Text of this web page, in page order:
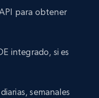
para obtener
integrado, si es
semanales